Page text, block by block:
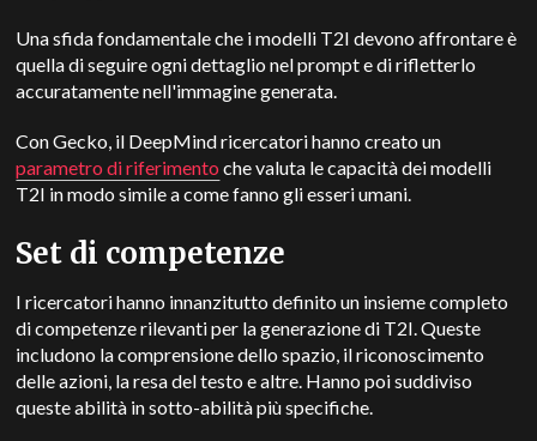
Una sfida fondamentale che i modelli T2I devono affrontare è
quella di seguire ogni dettaglio nel prompt e di rifletterlo
accuratamente nell'immagine generata.
Con Gecko, il DeepMindricercatori hanno creato un
parametro di riferimento che valuta le capacità dei modelli
T2I in modo simile a come fanno gli esseri umani.
Set di competenze
I ricercatori hanno innanzitutto definito un insieme completo
di competenze rilevanti per la generazione di T2I. Queste
includono la comprensione dello spazio, il riconoscimento
delle azioni, la resa del testo e altre. Hanno poi suddiviso
queste abilità in sotto-abilità più specifiche.